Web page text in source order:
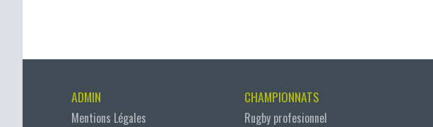
ADMIN
Mentions Légales
CHAMPIONNATS
Rugby profesionnel